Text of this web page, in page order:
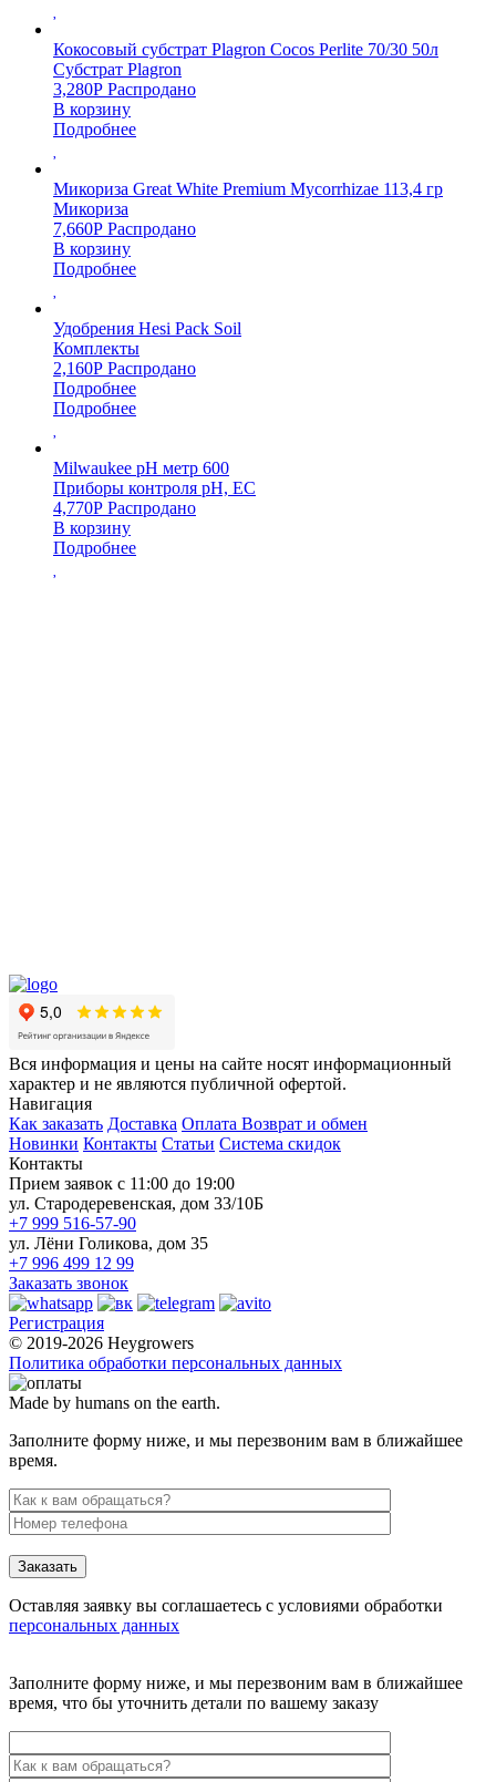
Кокосовый субстрат Plagron Cocos Perlite 70/30 50л
Субстрат Plagron
3,280Р Распродано
В корзину
Подробнее
Микориза Great White Premium Mycorrhizae 113,4 гр
Микориза
7,660Р Распродано
В корзину
Подробнее
Удобрения Hesi Pack Soil
Комплекты
2,160Р Распродано
Подробнее
Подробнее
Milwaukee pH метр 600
Приборы контроля pH, EC
4,770Р Распродано
В корзину
Подробнее
Вся информация и цены на сайте носят информационный
характер и не являются публичной офертой.
Навигация
Как заказать Доставка Оплата Возврат и обмен
Новинки Контакты Статьи Система скидок
Контакты
Прием заявок с 11:00 до 19:00
ул. Стародеревенская, дом 33/10Б
+7 999 516-57-90
ул. Лёни Голикова, дом 35
+7 996 499 12 99
Заказать звонок
Регистрация
© 2019-2026 Heygrowers
Политика обработки персональных данных
Made by humans on the earth.
Заполните форму ниже, и мы перезвоним вам в ближайшее
время.
Заказать
Оставляя заявку вы соглашаетесь с условиями обработки
персональных данных
Заполните форму ниже, и мы перезвоним вам в ближайшее
время, что бы уточнить детали по вашему заказу